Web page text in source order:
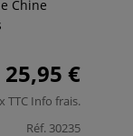
Chine
25,95 €
TTC Info frais.
Réf. 30235